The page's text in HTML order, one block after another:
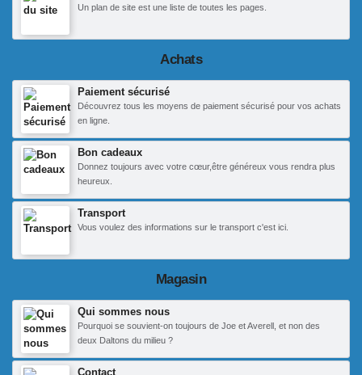
Un plan de site est une liste de toutes les pages.
Achats
Paiement sécurisé
Découvrez tous les moyens de paiement sécurisé pour vos achats
en ligne.
Bon cadeaux
Donnez toujours avec votre cœur,être généreux vous rendra plus
heureux.
Transport
Vous voulez des informations sur le transport c'est ici.
Magasin
Qui sommes nous
Pourquoi se souvient-on toujours de Joe et Averell, et non des
deux Daltons du milieu ?
Contact